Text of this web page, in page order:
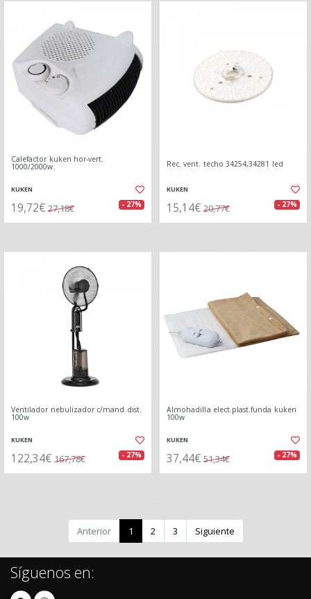
Calefactor kuken hor-vert.
1000/2000w.
KUKEN
19,72€ 27,18€ - 27%
Rec. vent. techo 34254,34281 led
KUKEN
15,14€ 20,77€ - 27%
Ventilador nebulizador c/mand.dist.
100w
KUKEN
122,34€ 167,78€ - 27%
Almohadilla elect.plast.funda kuken
100w
KUKEN
37,44€ 51,34€ - 27%
Anterior 1 2 3 Siguiente
Síguenos en: